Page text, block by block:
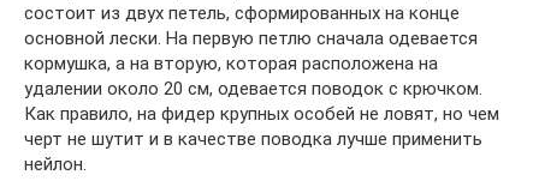
состоит из двух петель, сформированных на конце
основной лески. На первую петлю сначала одевается
кормушка, а на вторую, которая расположена на
удалении около 20 см, одевается поводок с крючком.
Как правило, на фидер крупных особей не ловят, но чем
черт не шутит и в качестве поводка лучше применить
нейлон.